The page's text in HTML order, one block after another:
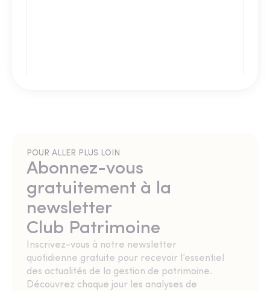
POUR ALLER PLUS LOIN
Abonnez-vous
gratuitement à la
newsletter
Club Patrimoine
Inscrivez-vous à notre newsletter
quotidienne gratuite pour recevoir l’essentiel
des actualités de la gestion de patrimoine.
Découvrez chaque jour les analyses de